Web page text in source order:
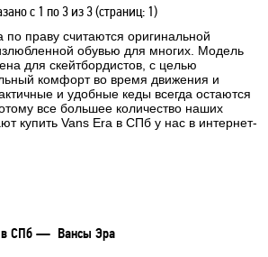
с 1 по 3 из 3 (страниц: 1)
по праву считаются оригинальной
обувью для многих. Модель
для скейтбордистов, с целью
комфорт во время движения и
и удобные кеды всегда остаются
все большее количество наших
купить Vans Era в СПб у нас в интернет-
в СПб — Вансы Эра